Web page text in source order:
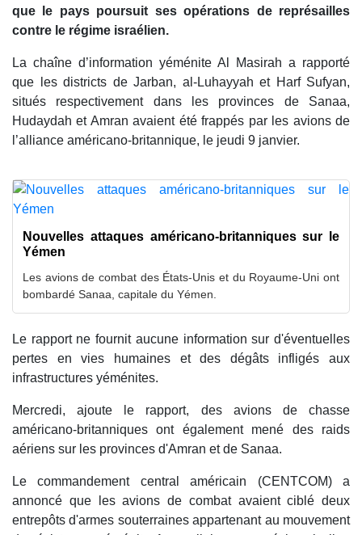
que le pays poursuit ses opérations de représailles
contre le régime israélien.
La chaîne d’information yéménite Al Masirah a rapporté
que les districts de Jarban, al-Luhayyah et Harf Sufyan,
situés respectivement dans les provinces de Sanaa,
Hudaydah et Amran avaient été frappés par les avions de
l’alliance américano-britannique, le jeudi 9 janvier.
Nouvelles attaques américano-britanniques sur le
Yémen
Les avions de combat des États-Unis et du Royaume-Uni ont
bombardé Sanaa, capitale du Yémen.
Le rapport ne fournit aucune information sur d'éventuelles
pertes en vies humaines et des dégâts infligés aux
infrastructures yéménites.
Mercredi, ajoute le rapport, des avions de chasse
américano-britanniques ont également mené des raids
aériens sur les provinces d'Amran et de Sanaa.
Le commandement central américain (CENTCOM) a
annoncé que les avions de combat avaient ciblé deux
entrepôts d'armes souterraines appartenant au mouvement